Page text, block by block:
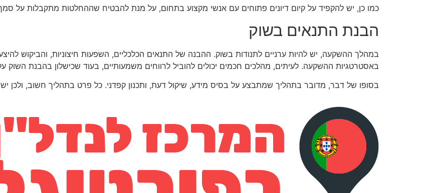
כמו כן, יש להקפיד על קיום דיונים פתוחים עם אנשי מקצוע בתחום, על מנת להבטיח שההחלטות מתקבלות על סמך
הבנת התנאים בשוק
במהלך ההשקעה, יש להיות ערניים לתנודות בשוק. ההבנה של התנאים הכלכליים, השפעות חיצוניות, והביקוש
באסטרטגיות ההשקעה. לעיתים, מהלכים חכמים יכולים להוביל לרווחים משמעותיים, בעוד שכישלון בהבנת השוק
בסופו של דבר, מדובר בתהליך שמתבצע על בסיס מידע, שיקול דעת, ותכנון קפדני. כל פרט בתהליך חשוב, ולכן יש